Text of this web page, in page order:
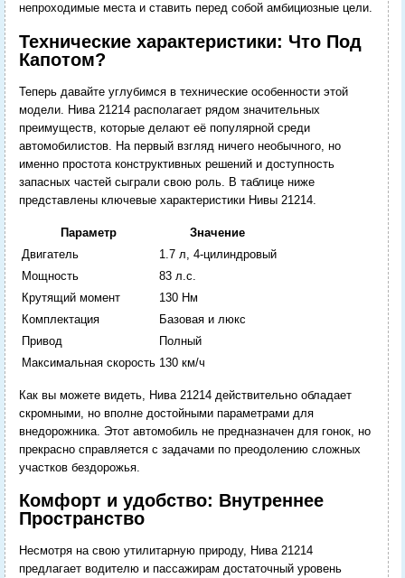
непроходимые места и ставить перед собой амбициозные цели.
Технические характеристики: Что Под
Капотом?
Теперь давайте углубимся в технические особенности этой
модели. Нива 21214 располагает рядом значительных
преимуществ, которые делают её популярной среди
автомобилистов. На первый взгляд ничего необычного, но
именно простота конструктивных решений и доступность
запасных частей сыграли свою роль. В таблице ниже
представлены ключевые характеристики Нивы 21214.
Параметр
Значение
Двигатель
1.7 л, 4-цилиндровый
Мощность
83 л.с.
Крутящий момент
130 Нм
Комплектация
Базовая и люкс
Привод
Полный
Максимальная скорость 130 км/ч
Как вы можете видеть, Нива 21214 действительно обладает
скромными, но вполне достойными параметрами для
внедорожника. Этот автомобиль не предназначен для гонок, но
прекрасно справляется с задачами по преодолению сложных
участков бездорожья.
Комфорт и удобство: Внутреннее
Пространство
Несмотря на свою утилитарную природу, Нива 21214
предлагает водителю и пассажирам достаточный уровень